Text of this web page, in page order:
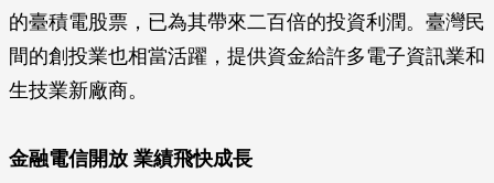
的臺積電股票，已為其帶來二百倍的投資利潤。臺灣民
間的創投業也相當活躍，提供資金給許多電子資訊業和
生技業新廠商。
金融電信開放 業績飛快成長